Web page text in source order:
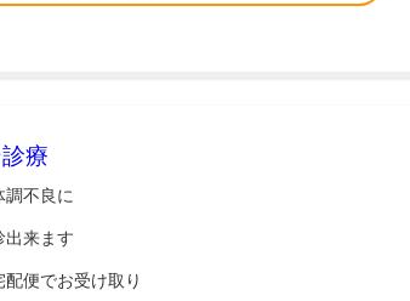
療
不良に
出来ます
便でお受け取り